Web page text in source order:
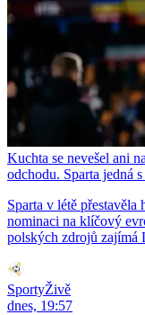
Kuchta se nevešel ani
odchodu. Sparta jedná
Sparta v létě
nominaci na klíčový
polských zdrojů zajímá
SportyŽivě
dnes, 19:57